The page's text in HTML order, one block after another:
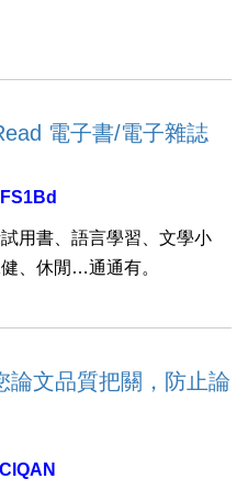
電子書/電子雜誌
用書、語言學習、文學小
、休閒…通通有。
論文品質把關，防止論